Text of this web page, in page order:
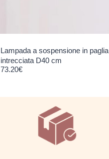
Lampada a sospensione in paglia
intrecciata D40 cm
73.20€